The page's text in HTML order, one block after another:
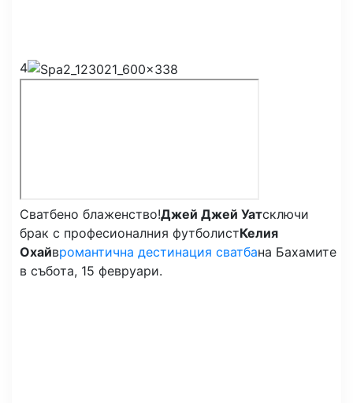
4
Сватбено блаженство!Джей Джей Уатсключи
брак с професионалния футболистКелия
Охайвромантична дестинация сватбана Бахамите
в събота, 15 февруари.